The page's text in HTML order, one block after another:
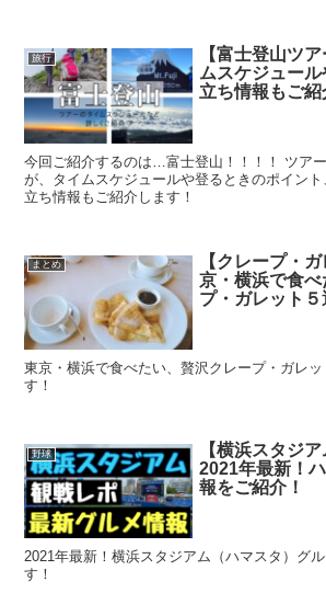
旅行
【富士登山ツ
ムスケジュー
立ち情報もご紹
今回ご紹介するのは…富士登山！！！！ ツア
が、タイムスケジュールや登るときのポイン
立ち情報もご紹介します！
まとめ
【クレープ・
京・横浜で食
プ・ガレット５
東京・横浜で食べたい、贅沢クレープ・ガレッ
す！
野球
【横浜スタジア
2021年最新！
報をご紹介！
2021年最新！横浜スタジアム（ハマスタ）グ
す！